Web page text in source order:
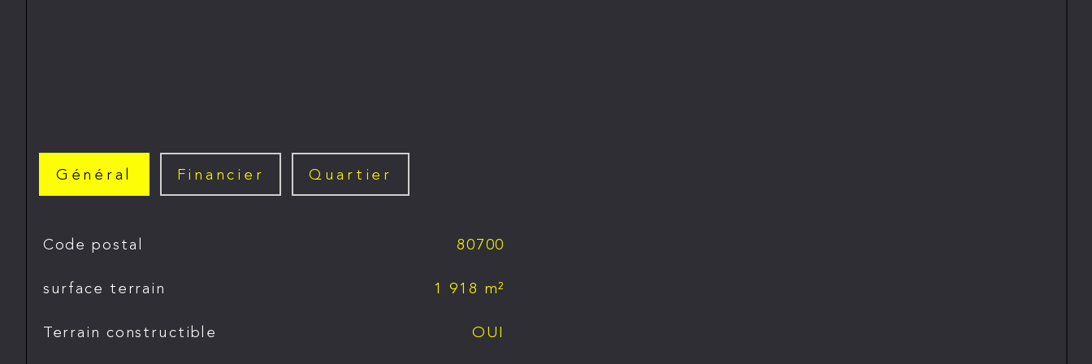
Général Financier Quartier
TRAD_SIROCCO_Caracteristique
Code postal 80700
surface terrain 1 918 m²
Terrain constructible OUI